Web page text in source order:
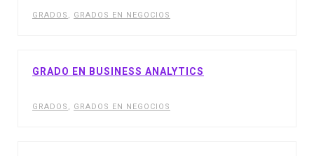
GRADOS , GRADOS EN NEGOCIOS
GRADO EN BUSINESS ANALYTICS
GRADOS , GRADOS EN NEGOCIOS